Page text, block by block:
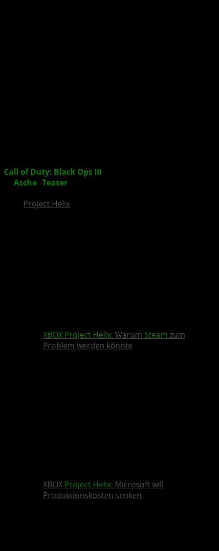
Call of Duty: Black Ops III
Asche Teaser
Project Helix
XBOX Project Helix: Warum Steam zum
Problem werden könnte
XBOX Project Helix: Microsoft will
Produktionskosten senken